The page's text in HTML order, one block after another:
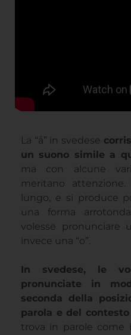
La “å” in svedese
un suono simile a
ma con alcune
meritano
lungo, e si produce
una forma
volesse pronunciare
invece una “o”.
In svedese, le
pronunciate in
seconda della
parola e del
trova in parole come